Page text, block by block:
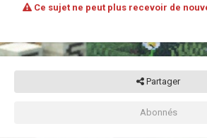
Ce sujet ne peut plus recevoir de
Partager
Abonnés